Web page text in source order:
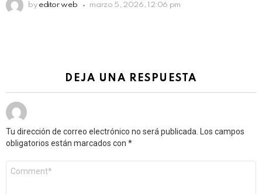
by editor web marzo 5, 2026, 12:06 pm
DEJA UNA RESPUESTA
Tu dirección de correo electrónico no será publicada.
Los campos
obligatorios están marcados con *